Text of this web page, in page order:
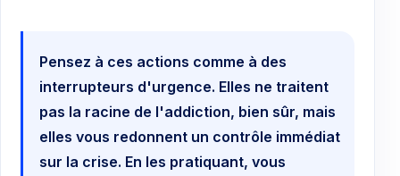
Pensez à ces actions comme à des
interrupteurs d'urgence. Elles ne traitent
pas la racine de l'addiction, bien sûr, mais
elles vous redonnent un contrôle immédiat
sur la crise. En les pratiquant, vous